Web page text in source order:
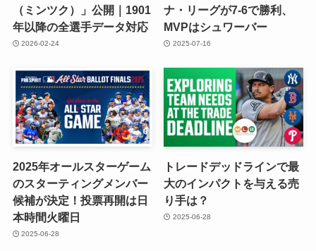
（ミンツク）」公開｜1901
年以降の全選手データ対応
2026-02-24
ナ・リーグが7-6で勝利、
MVPはシュワーバー
2025-07-16
2025年オールスターゲーム
のスターティングメンバー
候補が決定！投票再開は日
本時間火曜日
2025-06-28
トレードデッドラインで最
大のインパクトを与える売
り手は？
2025-06-28